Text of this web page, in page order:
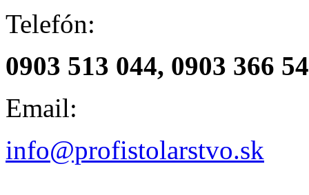
Telefón:
0903 513 044, 0903 366
Email:
info@profistolarstvo.sk